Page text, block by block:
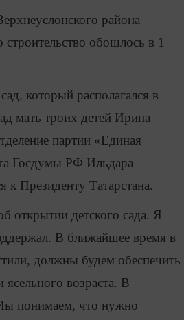
района
обошлось в 1
который располагался в
мать троих детей Ирина
партии «Единая
Госдумы РФ Ильдара
Президенту Татарстана.
открытии детского сада. Я
В ближайшее время в
должны будем обеспечить
ясельного возраста. В
Мы понимаем, что нужно